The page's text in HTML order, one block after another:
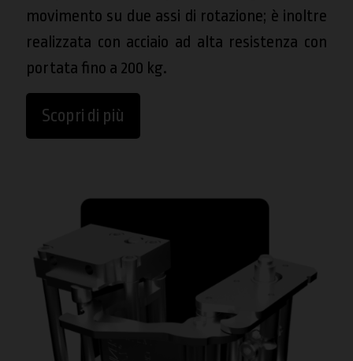
movimento su due assi di rotazione; è inoltre
realizzata con acciaio ad alta resistenza con
portata fino a 200 kg.
Scopri di più